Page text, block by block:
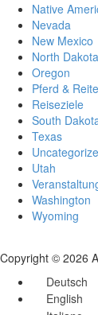
Native
Nevada
New Mexico
North Dakota
Oregon
Pferd &
Reiseziele
South
Texas
Utah
Washington
Wyoming
Copyright © 2026
Deutsch
English